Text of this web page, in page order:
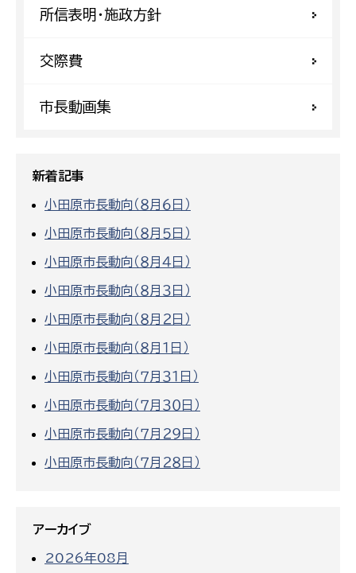
所信表明・施政方針
交際費
市長動画集
新着記事
小田原市長動向（８月６日）
小田原市長動向（８月５日）
小田原市長動向（８月４日）
小田原市長動向（８月３日）
小田原市長動向（８月２日）
小田原市長動向（８月１日）
小田原市長動向（７月３１日）
小田原市長動向（７月３０日）
小田原市長動向（７月２９日）
小田原市長動向（７月２８日）
アーカイブ
2026年08月